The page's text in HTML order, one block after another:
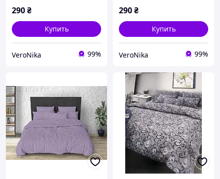
290₴
Купить
VeroNika 99%
290₴
Купить
VeroNika 99%